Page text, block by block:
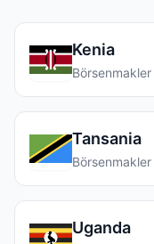
Kenia
Tansania
Uganda